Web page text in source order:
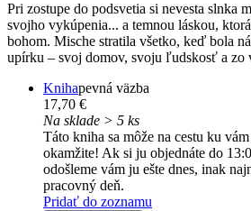
Pri zostupe do podsvetia si nevesta slnka
svojho vykúpenia... a temnou láskou,
bohom. Mische stratila všetko, keď bola
upírku – svoj domov, svoju ľudskosť a zo
Knihapevná väzba
17,70 €
Na sklade > 5 ks
Táto kniha sa môže na cestu ku
okamžite! Ak si ju objednáte do
odošleme vám ju ešte dnes, inak
pracovný deň.
Pridať do zoznamu